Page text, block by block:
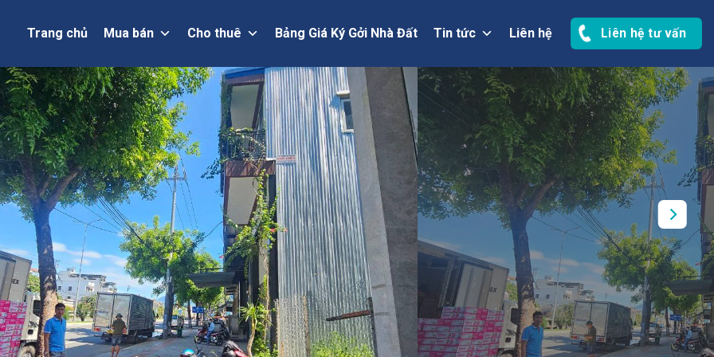
Trang chủ Mua bán Cho thuê Bảng Giá Ký Gởi Nhà Đất Tin tức Liên hệ Liên hệ tư vấn